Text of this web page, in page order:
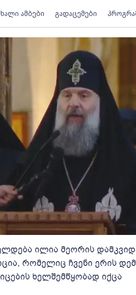
ამბები გადაცემები
ილია მეორის
რომელიც ჩვენი ერის
ხელშემწყობად იქცა